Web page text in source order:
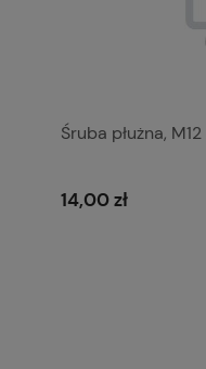
Śruba płużna,
14,00 zł